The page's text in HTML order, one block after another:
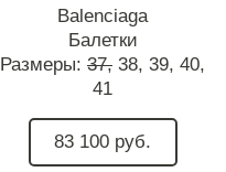
Balenciaga
Балетки
Размеры: 37, 38, 39, 40,
41
83 100 руб.